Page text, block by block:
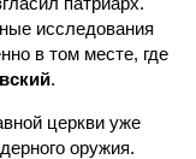
исследования
в том месте, где
.
церкви уже
оружия.